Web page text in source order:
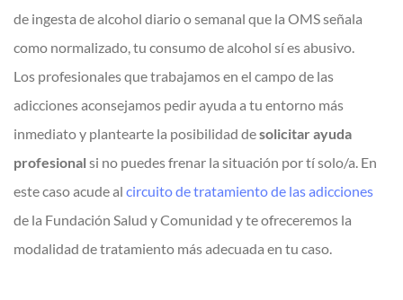
de ingesta de alcohol diario o semanal que la OMS señala
como normalizado, tu consumo de alcohol sí es abusivo.
Los profesionales que trabajamos en el campo de las
adicciones aconsejamos pedir ayuda a tu entorno más
inmediato y plantearte la posibilidad desolicitar ayuda
profesional si no puedes frenar la situación por tí solo/a. En
este caso acude al circuito de tratamiento de las adicciones
de la Fundación Salud y Comunidad y te ofreceremos la
modalidad de tratamiento más adecuada en tu caso.